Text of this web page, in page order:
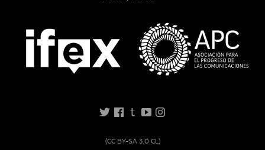
t
(CC BY-SA 3.0 CL)